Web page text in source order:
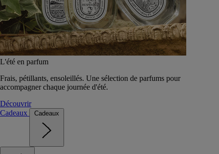
L'été en parfum
Frais, pétillants, ensoleillés. Une sélection de parfums pour
accompagner chaque journée d'été.
Découvrir
Cadeaux
Cadeaux